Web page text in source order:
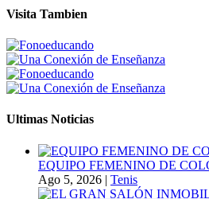
Visita Tambien
Ultimas Noticias
EQUIPO FEMENINO DE
Ago 5, 2026 | Tenis